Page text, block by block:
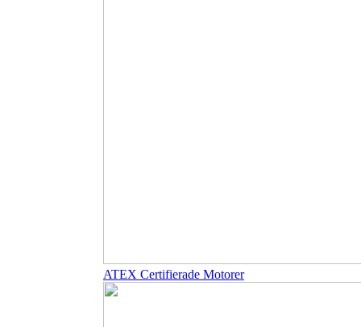
ATEX Certifierade Motorer